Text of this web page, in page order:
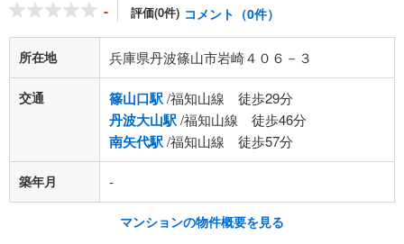
- 評価(0件) コメント（0件）
所在地 兵庫県丹波篠山市岩崎４０６－３
交通 篠山口駅/福知山線 徒歩29分
丹波大山駅/福知山線 徒歩46分
南矢代駅/福知山線 徒歩57分
築年月 -
マンションの物件概要を見る